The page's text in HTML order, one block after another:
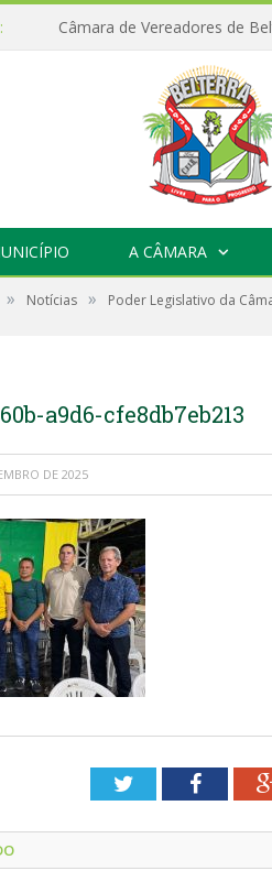
A CÂMARA
» Notícias » Poder Legislativo da
a9d6-cfe8db7eb213
DE 2025
Twitter